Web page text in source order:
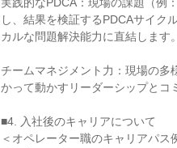
し、結果を検証するPDCAサイク
カルな問題解決能力に直結します。
チームマネジメント力：現場の多
かって動かすリーダーシップとコ
■4. 入社後のキャリアについて
＜オペレーター職のキャリアパ